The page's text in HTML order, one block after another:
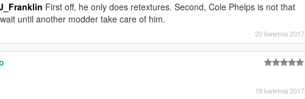
First off, he only does retextures. Second, Cole Phelps is not that
until another modder take care of him.
20 kwietnia 2017
19 kwietnia 2017